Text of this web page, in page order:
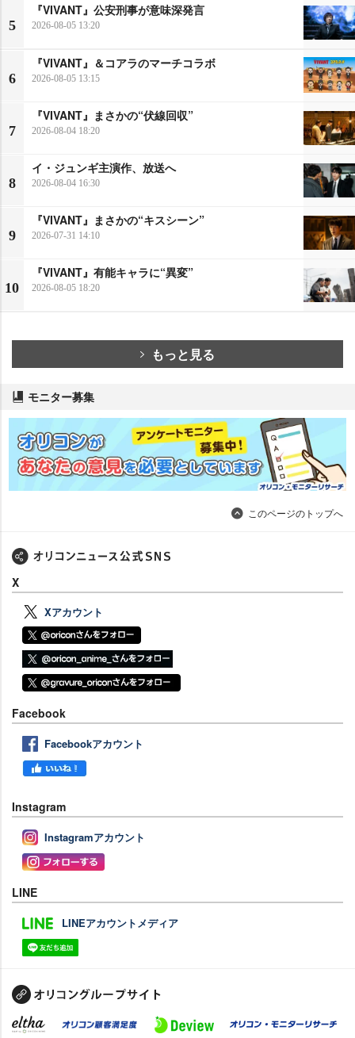
5
『VIVANT』公安刑事が意味深発言
2026-08-05 13:20
6
『VIVANT』＆コアラのマーチコラボ
2026-08-05 13:15
7
『VIVANT』まさかの“伏線回収”
2026-08-04 18:20
8
イ・ジュンギ主演作、放送へ
2026-08-04 16:30
9
『VIVANT』まさかの“キスシーン”
2026-07-31 14:10
10
『VIVANT』有能キャラに“異変”
2026-08-05 18:20
もっと見る
モニター募集
このページのトップへ
X
Xアカウント
Facebook
Facebookアカウント
Instagram
Instagramアカウント
LINE
LINEアカウントメディア